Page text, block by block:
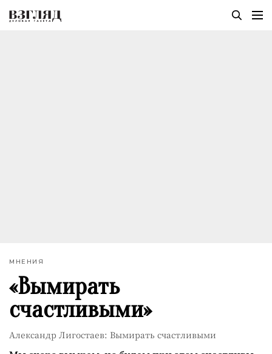
МНЕНИЯ
«Вымирать
счастливыми»
Александр Лигостаев: Вымирать счастливыми